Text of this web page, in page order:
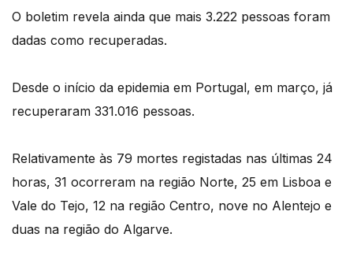
O boletim revela ainda que mais 3.222 pessoas foram
dadas como recuperadas.
Desde o início da epidemia em Portugal, em março, já
recuperaram 331.016 pessoas.
Relativamente às 79 mortes registadas nas últimas 24
horas, 31 ocorreram na região Norte, 25 em Lisboa e
Vale do Tejo, 12 na região Centro, nove no Alentejo e
duas na região do Algarve.